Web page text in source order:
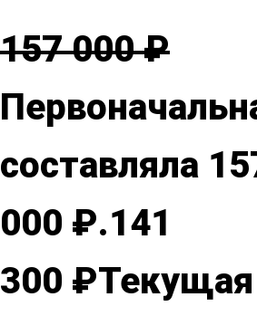
157 000₽
составляла
000 ₽.141
300 ₽